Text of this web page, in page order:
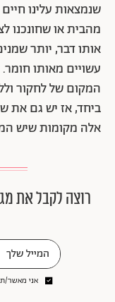
שנמצאות עלינו
מהבית או שחונכנו
אותו דבר, יותר
עשויים מאותו
המקום של לחקור
ביחד, אז יש גם את
אלה מקומות שיש
רוצה לקבל את
אני מאשר/ת